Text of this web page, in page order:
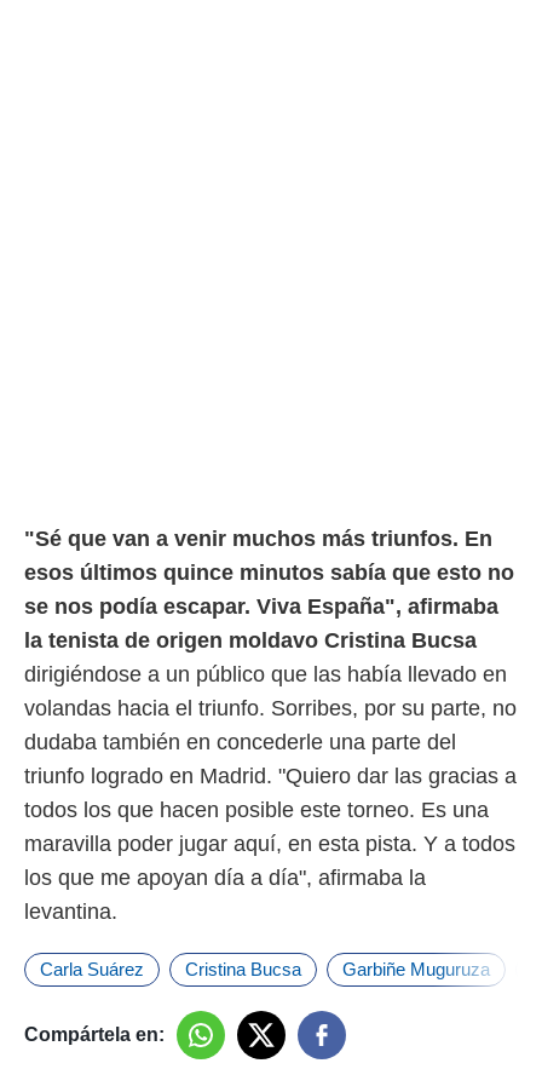
"Sé que van a venir muchos más triunfos. En
esos últimos quince minutos sabía que esto no
se nos podía escapar. Viva España", afirmaba
la tenista de origen moldavo Cristina Bucsa
dirigiéndose a un público que las había llevado en
volandas hacia el triunfo. Sorribes, por su parte, no
dudaba también en concederle una parte del
triunfo logrado en Madrid. "Quiero dar las gracias a
todos los que hacen posible este torneo. Es una
maravilla poder jugar aquí, en esta pista. Y a todos
los que me apoyan día a día", afirmaba la
levantina.
Carla Suárez Cristina Bucsa Garbiñe Muguruza
Compártela en: